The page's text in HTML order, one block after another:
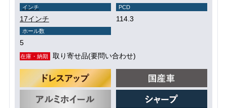
インチ
17インチ
PCD
114.3
ホール数
5
在庫・納期 取り寄せ品(要問い合わせ)